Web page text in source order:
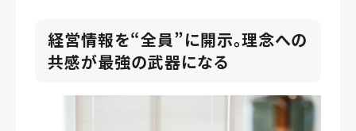
経営情報を“全員”に開示。理念への
共感が最強の武器になる